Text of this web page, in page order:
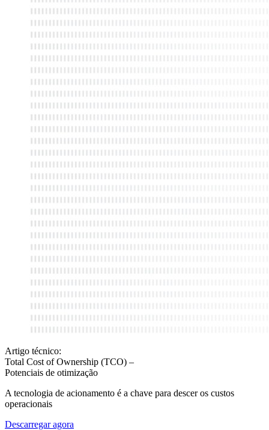
Artigo técnico:
Total Cost of Ownership (TCO) –
Potenciais de otimização
A tecnologia de acionamento é a chave para descer os custos
operacionais
Descarregar agora